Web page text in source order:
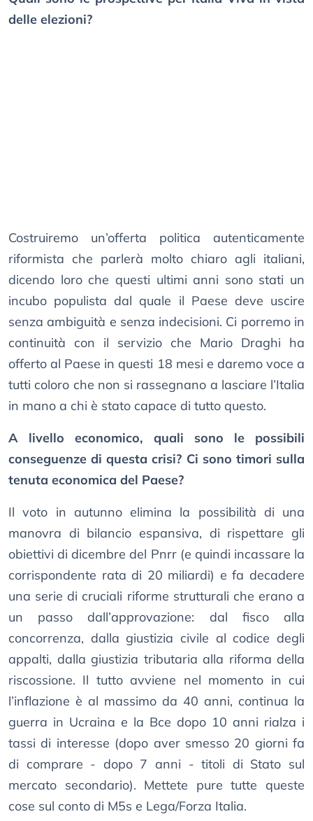
delle elezioni?
Costruiremo un’offerta politica autenticamente
riformista che parlerà molto chiaro agli italiani,
dicendo loro che questi ultimi anni sono stati un
incubo populista dal quale il Paese deve uscire
senza ambiguità e senza indecisioni. Ci porremo in
continuità con il servizio che Mario Draghi ha
offerto al Paese in questi 18 mesi e daremo voce a
tutti coloro che non si rassegnano a lasciare l’Italia
in mano a chi è stato capace di tutto questo.
A livello economico, quali sono le possibili
conseguenze di questa crisi? Ci sono timori sulla
tenuta economica del Paese?
Il voto in autunno elimina la possibilità di una
manovra di bilancio espansiva, di rispettare gli
obiettivi di dicembre del Pnrr (e quindi incassare la
corrispondente rata di 20 miliardi) e fa decadere
una serie di cruciali riforme strutturali che erano a
un passo dall’approvazione: dal fisco alla
concorrenza, dalla giustizia civile al codice degli
appalti, dalla giustizia tributaria alla riforma della
riscossione. Il tutto avviene nel momento in cui
l’inflazione è al massimo da 40 anni, continua la
guerra in Ucraina e la Bce dopo 10 anni rialza i
tassi di interesse (dopo aver smesso 20 giorni fa
di comprare - dopo 7 anni - titoli di Stato sul
mercato secondario). Mettete pure tutte queste
cose sul conto di M5s e Lega/Forza Italia.